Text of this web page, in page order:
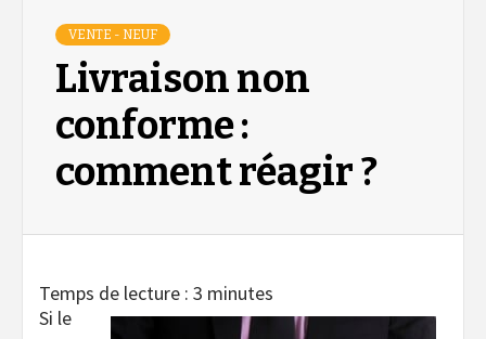
VENTE - NEUF
Livraison non
conforme :
comment réagir ?
Temps de lecture : 3 minutes
Si le